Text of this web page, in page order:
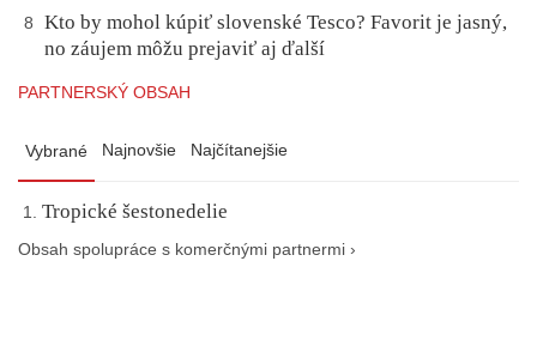
8
Kto by mohol kúpiť slovenské Tesco? Favorit je jasný,
no záujem môžu prejaviť aj ďalší
PARTNERSKÝ OBSAH
Vybrané Najnovšie Najčítanejšie
Tropické šestonedelie
Obsah spolupráce s komerčnými partnermi ›